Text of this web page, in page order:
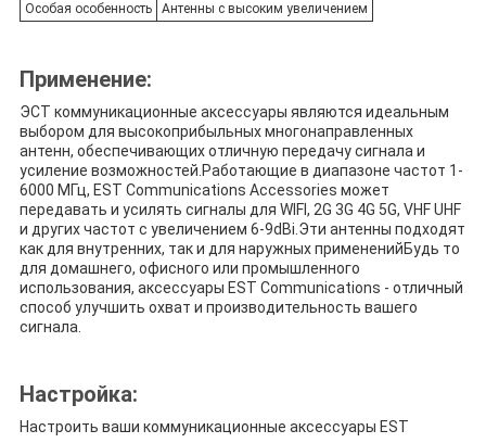
Особая особенность
Антенны с высоким увеличением
Применение:
ЭСТ коммуникационные аксессуары являются идеальным
выбором для высокоприбыльных многонаправленных
антенн, обеспечивающих отличную передачу сигнала и
усиление возможностей.Работающие в диапазоне частот 1-
6000 МГц, EST Communications Accessories может
передавать и усилять сигналы для WIFI, 2G 3G 4G 5G, VHF UHF
и других частот с увеличением 6-9dBi.Эти антенны подходят
как для внутренних, так и для наружных примененийБудь то
для домашнего, офисного или промышленного
использования, аксессуары EST Communications - отличный
способ улучшить охват и производительность вашего
сигнала.
Настройка:
Настроить ваши коммуникационные аксессуары EST